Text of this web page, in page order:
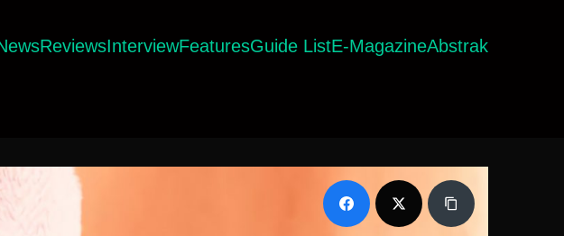
ReviewsInterviewFeaturesGuide ListE-MagazineAbstrak